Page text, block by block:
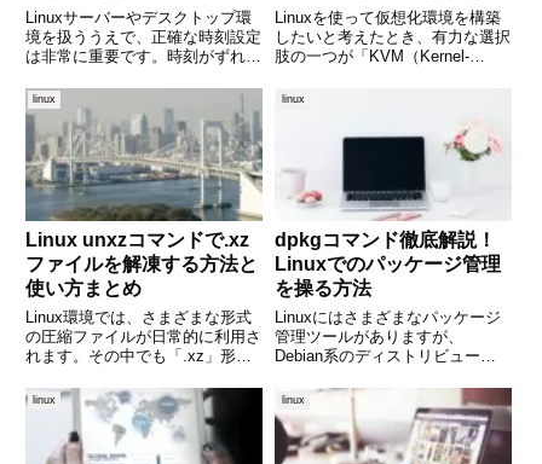
方法
Linuxサーバーやデスクトップ環
境を扱ううえで、正確な時刻設定
は非常に重要です。時刻がずれて
り、スケジュールされたタスクが
意図通りに動作しなかったりと、
思わぬトラブルにつながります。
そこで活躍するのが「tim
徹底解説
Linuxを使って仮想化環境を構築
したいと考えたとき、有力な選択
肢の一つが「KVM（Kernel-
KVMはLinuxカーネルに組み込ま
定した仮想マシン環境を構
linux
Linux unxzコマンドで.xz
ファイルを解凍する方法と
使い方まとめ
Linux環境では、さまざまな形式
の圧縮ファイルが日常的に利用さ
れます。その中でも「.xz」形式
で知られ、ソースコードやログフ
ァイルなどの配布に多く使われて
います。この「.xz」ファイルを
解凍する際に使われるの
linux
dpkgコマンド徹底解説！
Linuxでのパッケージ管理
を操る方法
Linuxにはさまざまなパッケージ
管理ツールがありますが、
Debian系のディストリビューシ
使用されるのがdpkgコマンドで
す。dpkgはパッケージのインス
トール、削除、情報の取得など、
基本的な管理操
linux linux